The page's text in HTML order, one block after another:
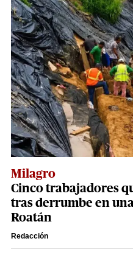
Milagro
Cinco trabajadores
tras derrumbe en
Roatán
Redacción